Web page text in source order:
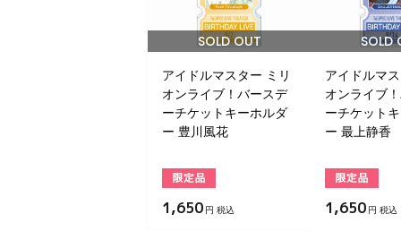
SOLD OUT
アイドルマスター ミリ
オンライブ！バースデ
ーチケットキーホルダ
ー 豊川風花
1,650 円 税込
SOLD
アイドルマ
オンライブ
ーチケット
ー 最上静香
1,650 円 税込